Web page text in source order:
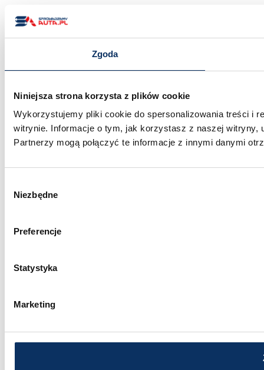
Zgoda
Niniejsza strona korzysta z plików cookie
Wykorzystujemy pliki cookie do spersonalizowania treści i
witrynie. Informacje o tym, jak korzystasz z naszej witryny,
Partnerzy mogą połączyć te informacje z innymi danymi
zgody
Niezbędne
Preferencje
Statystyka
Marketing